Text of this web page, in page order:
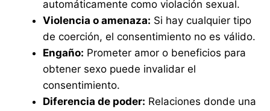
automáticamente como violación sexual.
Violencia o amenaza: Si hay cualquier tipo
de coerción, el consentimiento no es válido.
Engaño: Prometer amor o beneficios para
obtener sexo puede invalidar el
consentimiento.
Diferencia de poder: Relaciones donde una